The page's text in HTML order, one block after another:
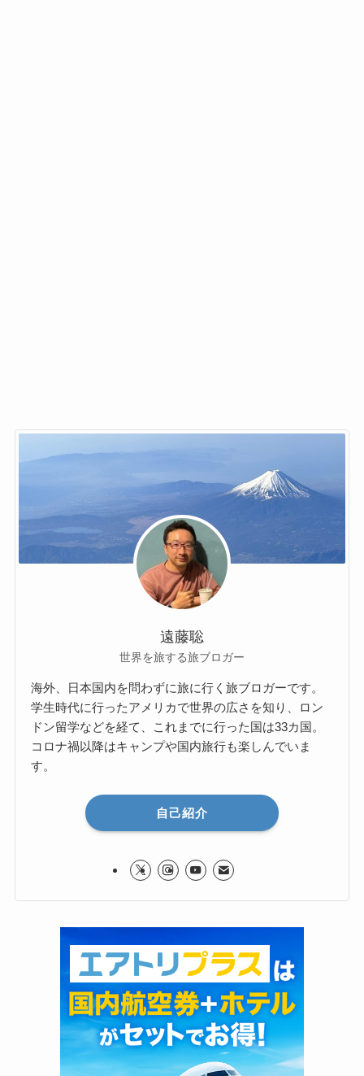
遠藤聡
世界を旅する旅ブロガー
海外、日本国内を問わずに旅に行く旅ブロガーです。
学生時代に行ったアメリカで世界の広さを知り、ロン
ドン留学などを経て、これまでに行った国は33カ国。
コロナ禍以降はキャンプや国内旅行も楽しんでいま
す。
自己紹介